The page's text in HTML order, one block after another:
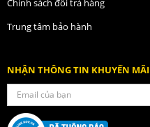
Chính sách đổi trả hàng
Trung tâm bảo hành
NHẬN THÔNG TIN KHUYẾN MÃI